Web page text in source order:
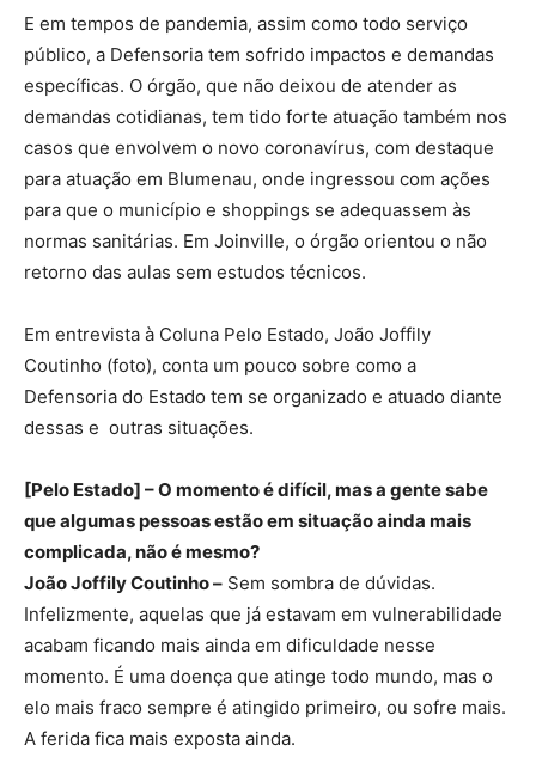
E em tempos de pandemia, assim como todo serviço
público, a Defensoria tem sofrido impactos e demandas
específicas. O órgão, que não deixou de atender as
demandas cotidianas, tem tido forte atuação também nos
casos que envolvem o novo coronavírus, com destaque
para atuação em Blumenau, onde ingressou com ações
para que o município e shoppings se adequassem às
normas sanitárias. Em Joinville, o órgão orientou o não
retorno das aulas sem estudos técnicos.
Em entrevista à Coluna Pelo Estado, João Joffily
Coutinho (foto), conta um pouco sobre como a
Defensoria do Estado tem se organizado e atuado diante
dessas e outras situações.
[Pelo Estado] – O momento é difícil, mas a gente sabe
que algumas pessoas estão em situação ainda mais
complicada, não é mesmo?
João Joffily Coutinho – Sem sombra de dúvidas.
Infelizmente, aquelas que já estavam em vulnerabilidade
acabam ficando mais ainda em dificuldade nesse
momento. É uma doença que atinge todo mundo, mas o
elo mais fraco sempre é atingido primeiro, ou sofre mais.
A ferida fica mais exposta ainda.